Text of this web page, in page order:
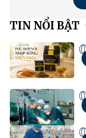
TIN NỔI BẬT